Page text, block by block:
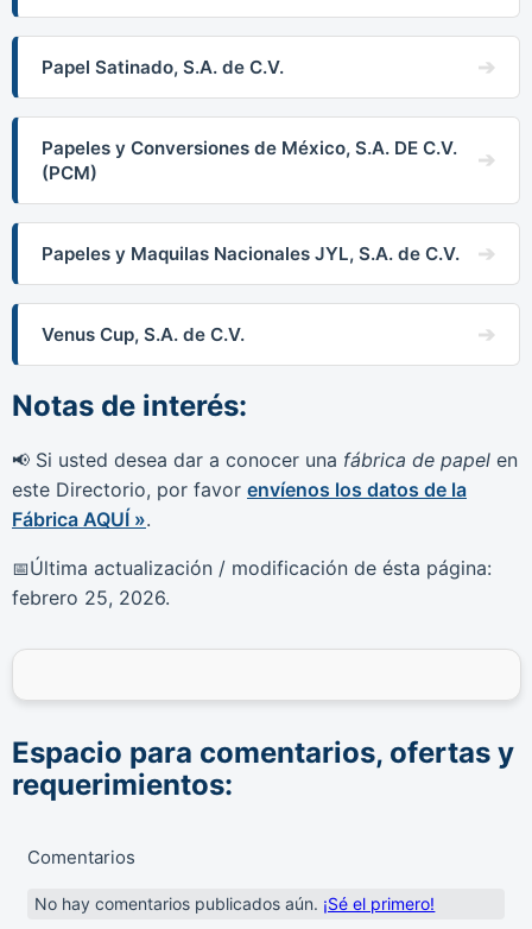
Papel Satinado, S.A. de C.V.
Papeles y Conversiones de México, S.A. DE C.V.
(PCM)
Papeles y Maquilas Nacionales JYL, S.A. de C.V.
Venus Cup, S.A. de C.V.
Notas de interés:
📢 Si usted desea dar a conocer una fábrica de papel en
este Directorio, por favor envíenos los datos de la
Fábrica AQUÍ ».
📅Última actualización / modificación de ésta página:
febrero 25, 2026.
Espacio para comentarios, ofertas y
requerimientos:
Comentarios
No hay comentarios publicados aún. ¡Sé el primero!